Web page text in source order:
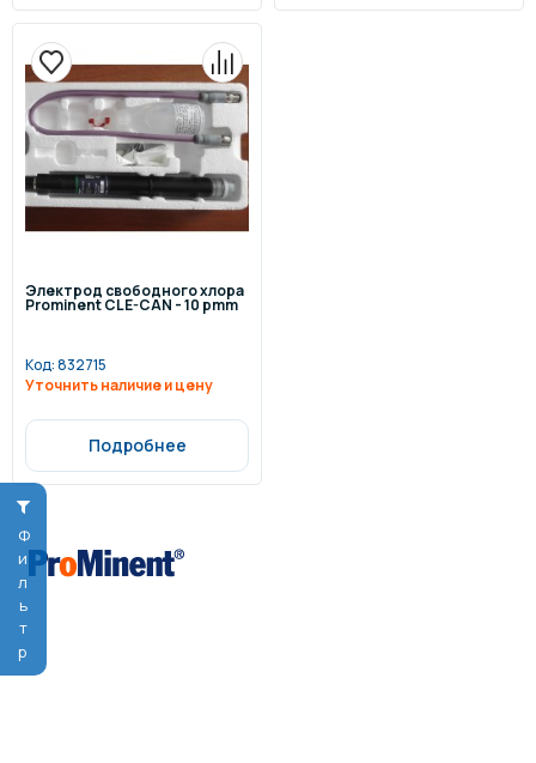
Фильтр
Электрод свободного хлора
Prominent CLE-CAN - 10 pmm
Код:832715
Уточнить наличие и цену
Подробнее